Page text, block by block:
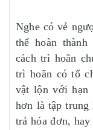
Nghe có vẻ
thể hoàn
cách trì hoãn
trì hoãn có tổ
vật lộn với hạn
hơn là tập
trả hóa đơn,